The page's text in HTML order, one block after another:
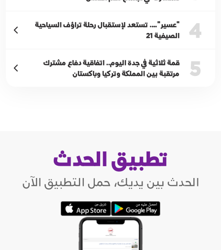
4
"عسير"…. تستعد لإستقبال رحلة تراؤف السياحية
الصيفية 21
5
قمة ثلاثية في جدة اليوم.. اتفاقية دفاع مشترك
مرتقبة بين المملكة وتركيا وباكستان
تطبيق الحدث
الحدث بين يديك، حمل التطبيق الآن